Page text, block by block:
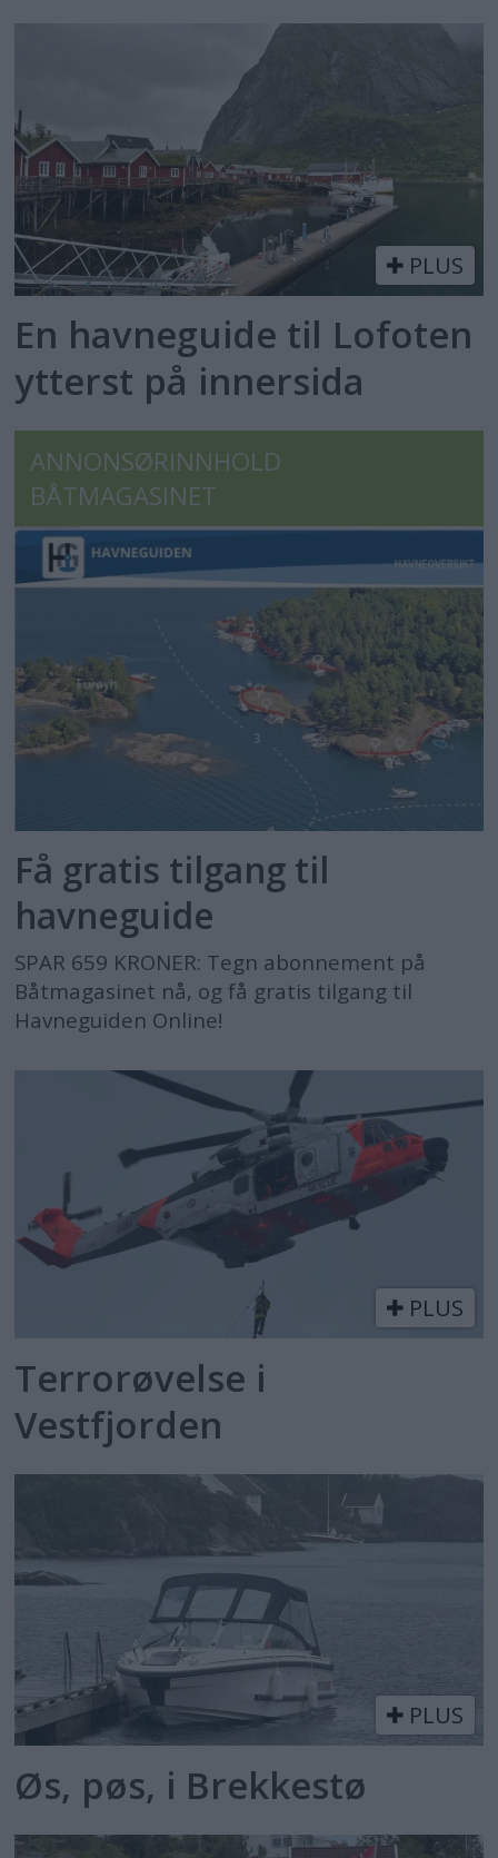
PLUS
En havneguide til Lofoten
ytterst på innersida
ANNONSØRINNHOLD
BÅTMAGASINET
Få gratis tilgang til
havneguide
SPAR 659 KRONER: Tegn abonnement på
Båtmagasinet nå, og få gratis tilgang til
Havneguiden Online!
PLUS
Terrorøvelse i
Vestfjorden
PLUS
Øs, pøs, i Brekkestø